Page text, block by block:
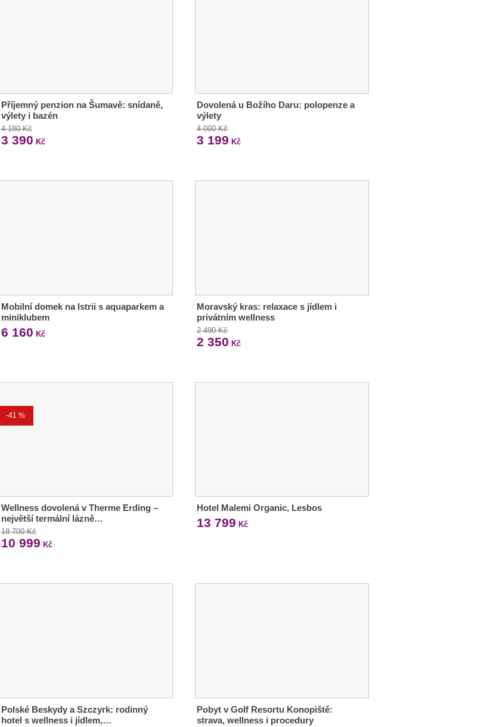
Příjemný penzion na Šumavě: snídaně,
výlety i bazén
4 180 Kč
3 390 Kč
Dovolená u Božího Daru: polopenze a
výlety
4 000 Kč
3 199 Kč
Mobilní domek na Istrii s aquaparkem a
miniklubem
6 160 Kč
Moravský kras: relaxace s jídlem i
privátním wellness
2 490 Kč
2 350 Kč
-41 %
Wellness dovolená v Therme Erding –
největší termální lázně…
18 700 Kč
10 999 Kč
Hotel Malemi Organic, Lesbos
13 799 Kč
Polské Beskydy a Szczyrk: rodinný
hotel s wellness i jídlem,…
Pobyt v Golf Resortu Konopiště:
strava, wellness i procedury